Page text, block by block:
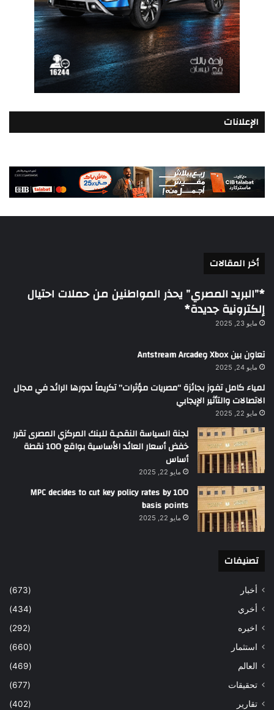
الإعلانات
أخر المقالات
*”البريد المصري” يحذر المواطنين من حملات احتيال
إلكترونية جديدة*
مايو 23, 2025
تعاون بين Xbox وAntstream Arcade
مايو 24, 2025
لمياء كامل تفوز بجائزة “مصريات مؤثرات” تكريماً لدورها الرائد في مجال
الاتصالات والتأثير الإيجابي
مايو 22, 2025
لجنة السياسة النقديـة للبنك المركزي المصرى تقرر
خفض أسعار العائد الأساسية بواقع 100 نقطة
أساس
مايو 22, 2025
MPC decides to cut key policy rates by 100
basis points
مايو 22, 2025
تصنيفات
أخبار
(673)
أخري
(434)
اخيره
(292)
استثمار
(660)
العالم
(469)
تحقيقات
(677)
تقارير
(402)